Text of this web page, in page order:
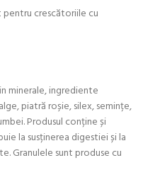
crescătoriile cu
minerale, ingrediente
piatră roșie, silex, semințe,
Produsul conține și
la susținerea digestiei și la
Granulele sunt produse cu